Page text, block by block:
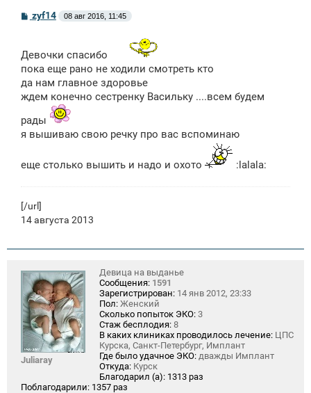
С
щ
н
и
zyf14 08 авг 2016, 11:45
Девочки спасибо
пока еще рано не ходили смотреть кто
да нам главное здоровье
ждем конечно сестренку Васильку ....всем будем
рады
я вышиваю свою речку про вас вспоминаю
еще столько вышить и надо и охото :lalala:
[/url]
14 августа 2013
Juliaray
Девица на выданье
Сообщения: 1591
Зарегистрирован: 14 янв 2012, 23:33
Пол: Женский
Сколько попыток ЭКО: 3
Стаж бесплодия: 8
В каких клиниках проводилось лечение: ЦПС
Курска, Санкт-Петербург, Имплант
Где было удачное ЭКО: дважды Имплант
Откуда: Курск
Благодарил (а): 1313 раз
Поблагодарили: 1357 раз